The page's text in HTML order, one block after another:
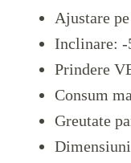
Ajustare
Inclinare: -
Prindere
Consum
Greutate